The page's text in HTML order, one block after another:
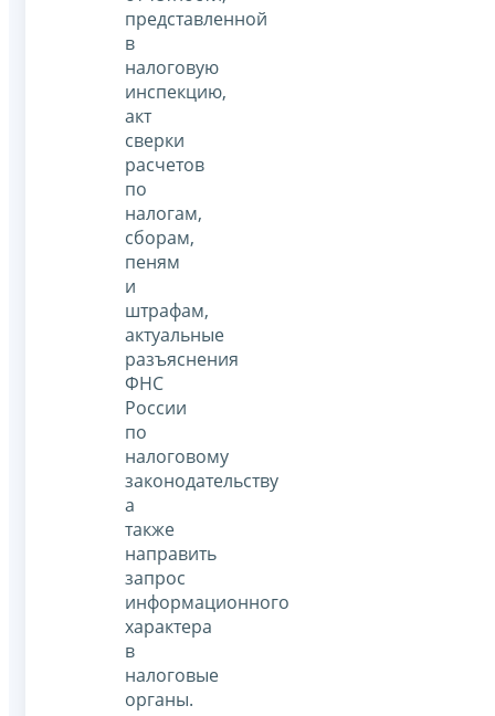
представленной
в
налоговую
инспекцию,
акт
сверки
расчетов
по
налогам,
сборам,
пеням
и
штрафам,
актуальные
разъяснения
ФНС
России
по
налоговому
законодательству
а
также
направить
запрос
информационного
характера
в
налоговые
органы.